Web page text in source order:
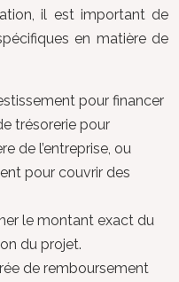
il est important de
en matière de
pour financer
trésorerie pour
de l’entreprise, ou
pour couvrir des
le montant exact du
du projet.
de remboursement